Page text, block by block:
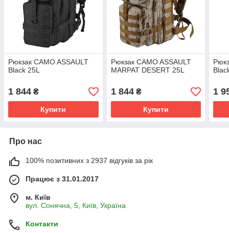
Рюкзак CAMO ASSAULT
Black 25L
1 844 ₴
Купити
Рюкзак CAMO ASSAULT
MARPAT DESERT 25L
1 844₴
Купити
1
Про нас
100% позитивних з 2937 відгуків за рік
Працює з 31.01.2017
м. Київ
вул. Сонячна, 5, Київ, Україна
Контакти